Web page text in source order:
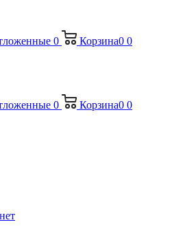
0 Корзина0 0
0 Корзина0 0